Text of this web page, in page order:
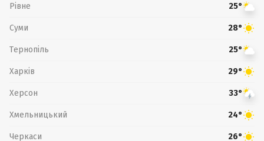
Рівне 25°
Суми 28°
Тернопіль 25°
Харків 29°
Херсон 33°
Хмельницький 24°
Черкаси 26°